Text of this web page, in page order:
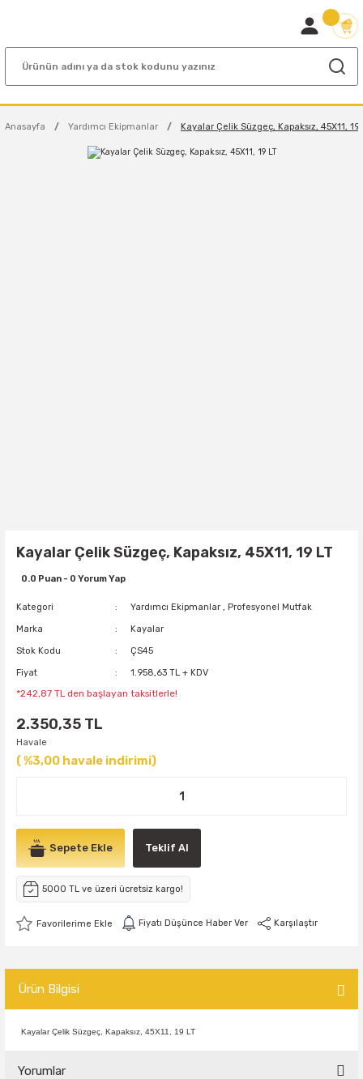
Anasayfa Yardımcı Ekipmanlar Kayalar Çelik Süzgeç, Kapaksız, 45X11, 19
Kayalar Çelik Süzgeç, Kapaksız, 45X11, 19 LT
0.0 Puan - 0 Yorum Yap
Kategori Yardımcı Ekipmanlar , Profesyonel Mutfak
Marka Kayalar
Stok Kodu ÇS45
Fiyat 1.958,63 TL + KDV
*242,87 TL den başlayan taksitlerle!
2.350,35 TL
Havale
( %3,00 havale indirimi)
Sepete Ekle Teklif Al
5000 TL ve üzeri ücretsiz kargo!
Fiyatı Düşünce Haber Ver Karşılaştır
Ürün Bilgisi
Kayalar Çelik Süzgeç, Kapaksız, 45X11, 19 LT
Yorumlar